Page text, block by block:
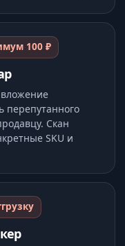
100 ₽
перепутанного
Скан
SKU и